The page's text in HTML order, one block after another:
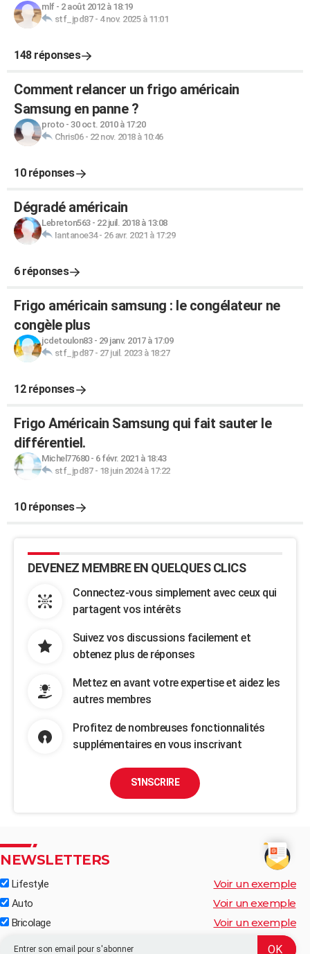
mlf- 2 août 2012 à 18:19
stf_jpd87- 4 nov. 2025 à 11:01
148 réponses
Comment relancer un frigo américain
Samsung en panne ?
proto- 30 oct. 2010 à 17:20
Chris06- 22 nov. 2018 à 10:46
10 réponses
Dégradé américain
Lebreton563- 22 juil. 2018 à 13:08
Iantanoe34- 26 avr. 2021 à 17:29
6 réponses
Frigo américain samsung : le congélateur ne
congèle plus
jcdetoulon83- 29 janv. 2017 à 17:09
stf_jpd87- 27 juil. 2023 à 18:27
12 réponses
Frigo Américain Samsung qui fait sauter le
différentiel.
Michel77680- 6 févr. 2021 à 18:43
stf_jpd87- 18 juin 2024 à 17:22
10 réponses
DEVENEZ MEMBRE EN QUELQUES CLICS
Connectez-vous simplement avec ceux qui
partagent vos intérêts
Suivez vos discussions facilement et
obtenez plus de réponses
Mettez en avant votre expertise et aidez les
autres membres
Profitez de nombreuses fonctionnalités
supplémentaires en vous inscrivant
S'INSCRIRE
NEWSLETTERS
Lifestyle Voir un exemple
Auto Voir un exemple
Bricolage Voir un exemple